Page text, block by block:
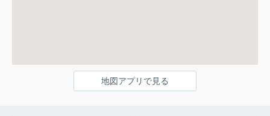
地図アプリで見る